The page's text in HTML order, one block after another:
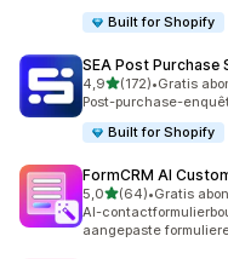
Built for Shopify
SEA Post Purchase
4,9van 5 sterren
(172)
172 recensies in totaal
•Gratis
Post-purchase-
Built for Shopify
FormCRM AI
5,0van 5 sterren
(64)
64 recensies in totaal
•Gratis
AI-
aangepaste